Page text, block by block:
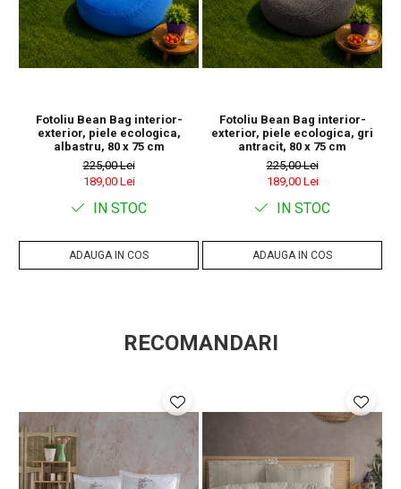
Fotoliu Bean Bag interior-
exterior, piele ecologica,
albastru, 80 x 75 cm
225,00 Lei
189,00 Lei
IN STOC
ADAUGA IN COS
Fotoliu Bean Bag interior-
exterior, piele ecologica, gri
antracit, 80 x 75 cm
225,00 Lei
189,00 Lei
IN STOC
ADAUGA IN COS
RECOMANDARI